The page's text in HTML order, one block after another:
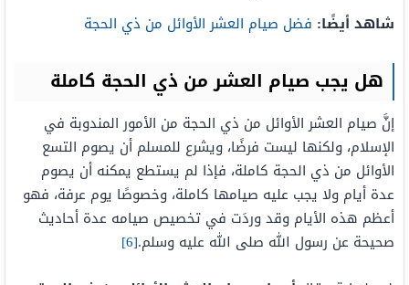
شاهد أيضًا: فضل صيام العشر الأوائل من ذي الحجة
هل يجب صيام العشر من ذي الحجة كاملة
إنَّ صيام العشر الأوائل من ذي الحجة من الأمور المندوبة في
الإسلام، ولكنها ليست فرضًا، ويشرع للمسلم أن يصوم التسع
الأوائل من ذي الحجة كاملة، فإذا لم يستطع يمكنه أن يصوم
عدة أيام ولا يجب عليه صيامها كاملة، وخصوصًا يوم عرفة، فهو
أعظم هذه الأيام وقد وردَت في تخصيص صيامه عدة أحاديث
صحيحة عن رسول الله صلى الله عليه وسلم.[6]